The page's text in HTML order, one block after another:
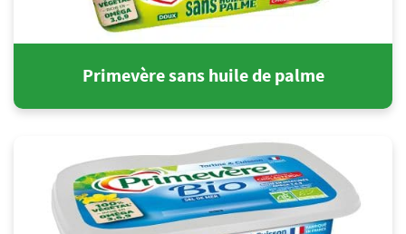
Primevère sans huile de palme